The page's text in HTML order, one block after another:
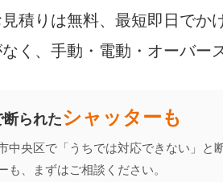
積りは無料、最短即日でか
く、手動・電動・オーバー
られたシャッターも
中央区で「うちでは対応できない」と
も、まずはご相談ください。